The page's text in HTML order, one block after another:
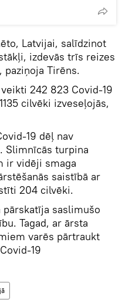
Latvijai, salīdzinot
izdevās trīs reizes
paziņoja Tirēns.
242 823 Covid-19
cilvēki izveseļojās,
19 dēļ nav
Slimnīcās turpina
ir vidēji smaga
saistībā ar
204 cilvēki.
saslimušo
Tagad, ar ārsta
varēs pārtraukt
19